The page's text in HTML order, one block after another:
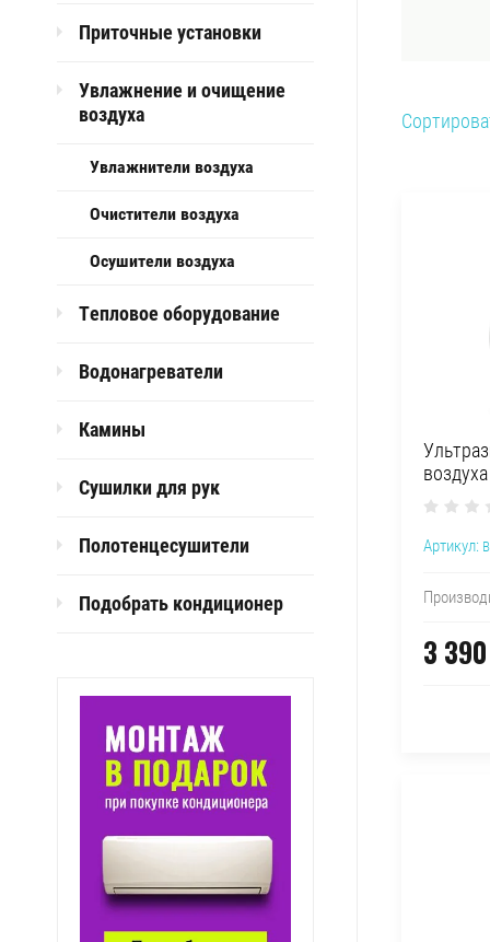
Приточные установки
Увлажнение и очищение
воздуха
Увлажнители воздуха
Очистители воздуха
Осушители воздуха
Тепловое оборудование
Водонагреватели
Камины
Сушилки для рук
Полотенцесушители
Подобрать кондиционер
Артикул:
3 390